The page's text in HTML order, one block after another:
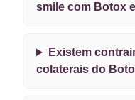
smile com Botox
Existem
colaterais do